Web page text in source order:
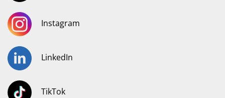
Instagram
LinkedIn
TikTok